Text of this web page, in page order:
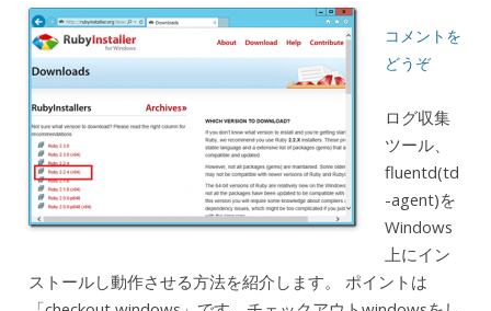
コメントを
どうぞ
ログ収集
ツール、
fluentd(td
-agent)を
Windows
上にイン
ストールし動作させる方法を紹介します。 ポイントは